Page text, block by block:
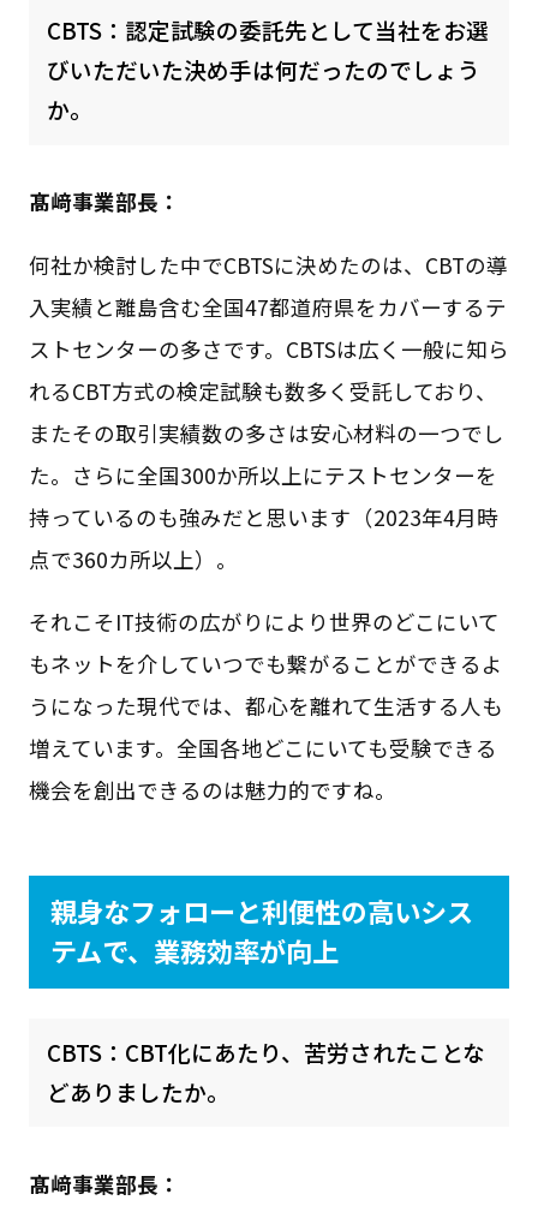
CBTS：認定試験の委託先として当社をお選
びいただいた決め手は何だったのでしょう
か。
髙﨑事業部長：
何社か検討した中でCBTSに決めたのは、CBTの導
入実績と離島含む全国47都道府県をカバーするテ
ストセンターの多さです。CBTSは広く一般に知ら
れるCBT方式の検定試験も数多く受託しており、
またその取引実績数の多さは安心材料の一つでし
た。さらに全国300か所以上にテストセンターを
持っているのも強みだと思います（2023年4月時
点で360カ所以上）。
それこそIT技術の広がりにより世界のどこにいて
もネットを介していつでも繋がることができるよ
うになった現代では、都心を離れて生活する人も
増えています。全国各地どこにいても受験できる
機会を創出できるのは魅力的ですね。
親身なフォローと利便性の高いシス
テムで、業務効率が向上
CBTS：CBT化にあたり、苦労されたことな
どありましたか。
髙﨑事業部長：